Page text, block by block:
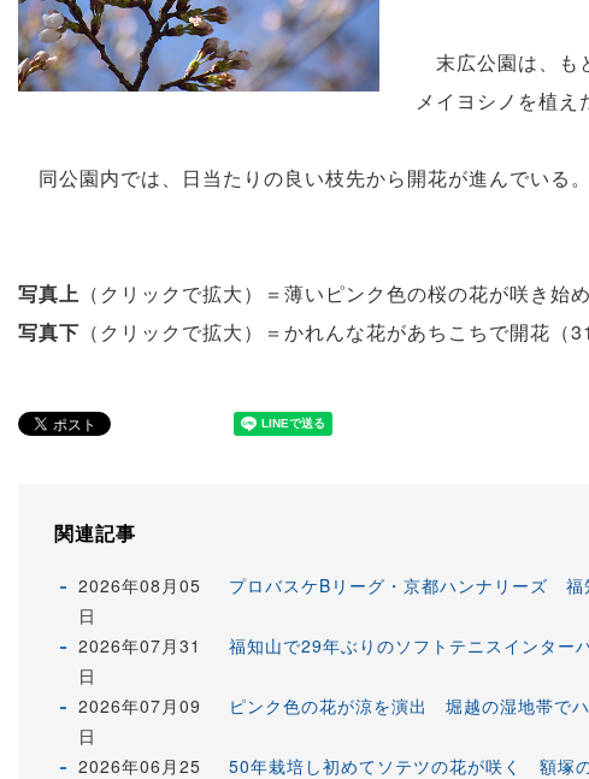
末広公園は、も
メイヨシノを植え
同公園内では、日当たりの良い枝先から開花が進んでいる
写真上 （クリックで拡大）＝薄いピンク色の桜の花が咲き始
写真下 （クリックで拡大）＝かれんな花があちこちで開花（
関連記事
2026年08月05
日
プロバスケBリーグ・京都ハンナリーズ
2026年07月31
日
福知山で29年ぶりのソフトテニスインタ
2026年07月09
日
ピンク色の花が涼を演出 堀越の湿地帯で
2026年06月25
50年栽培し初めてソテツの花が咲く 額塚